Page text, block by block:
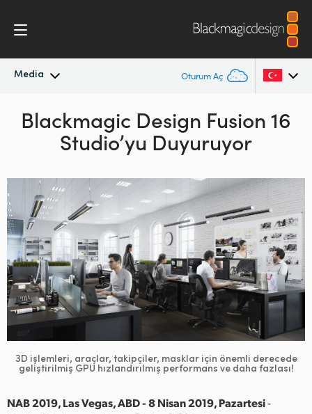
Media Oturum Aç
En Son Haberler
Haber Arşivi
Basın Resimleri
Argentina
Australia
Brazil
Canada
China
Denmark
France
Blackmagic Design Fusion 16
Studio’yu Duyuruyor
3D işlemleri, araçlar, takipçiler, masklar için önemli derecede
geliştirilmiş GPU hızlandırılmış performans ve daha fazlası!
NAB 2019, Las Vegas, ABD - 8 Nisan 2019, Pazartesi-